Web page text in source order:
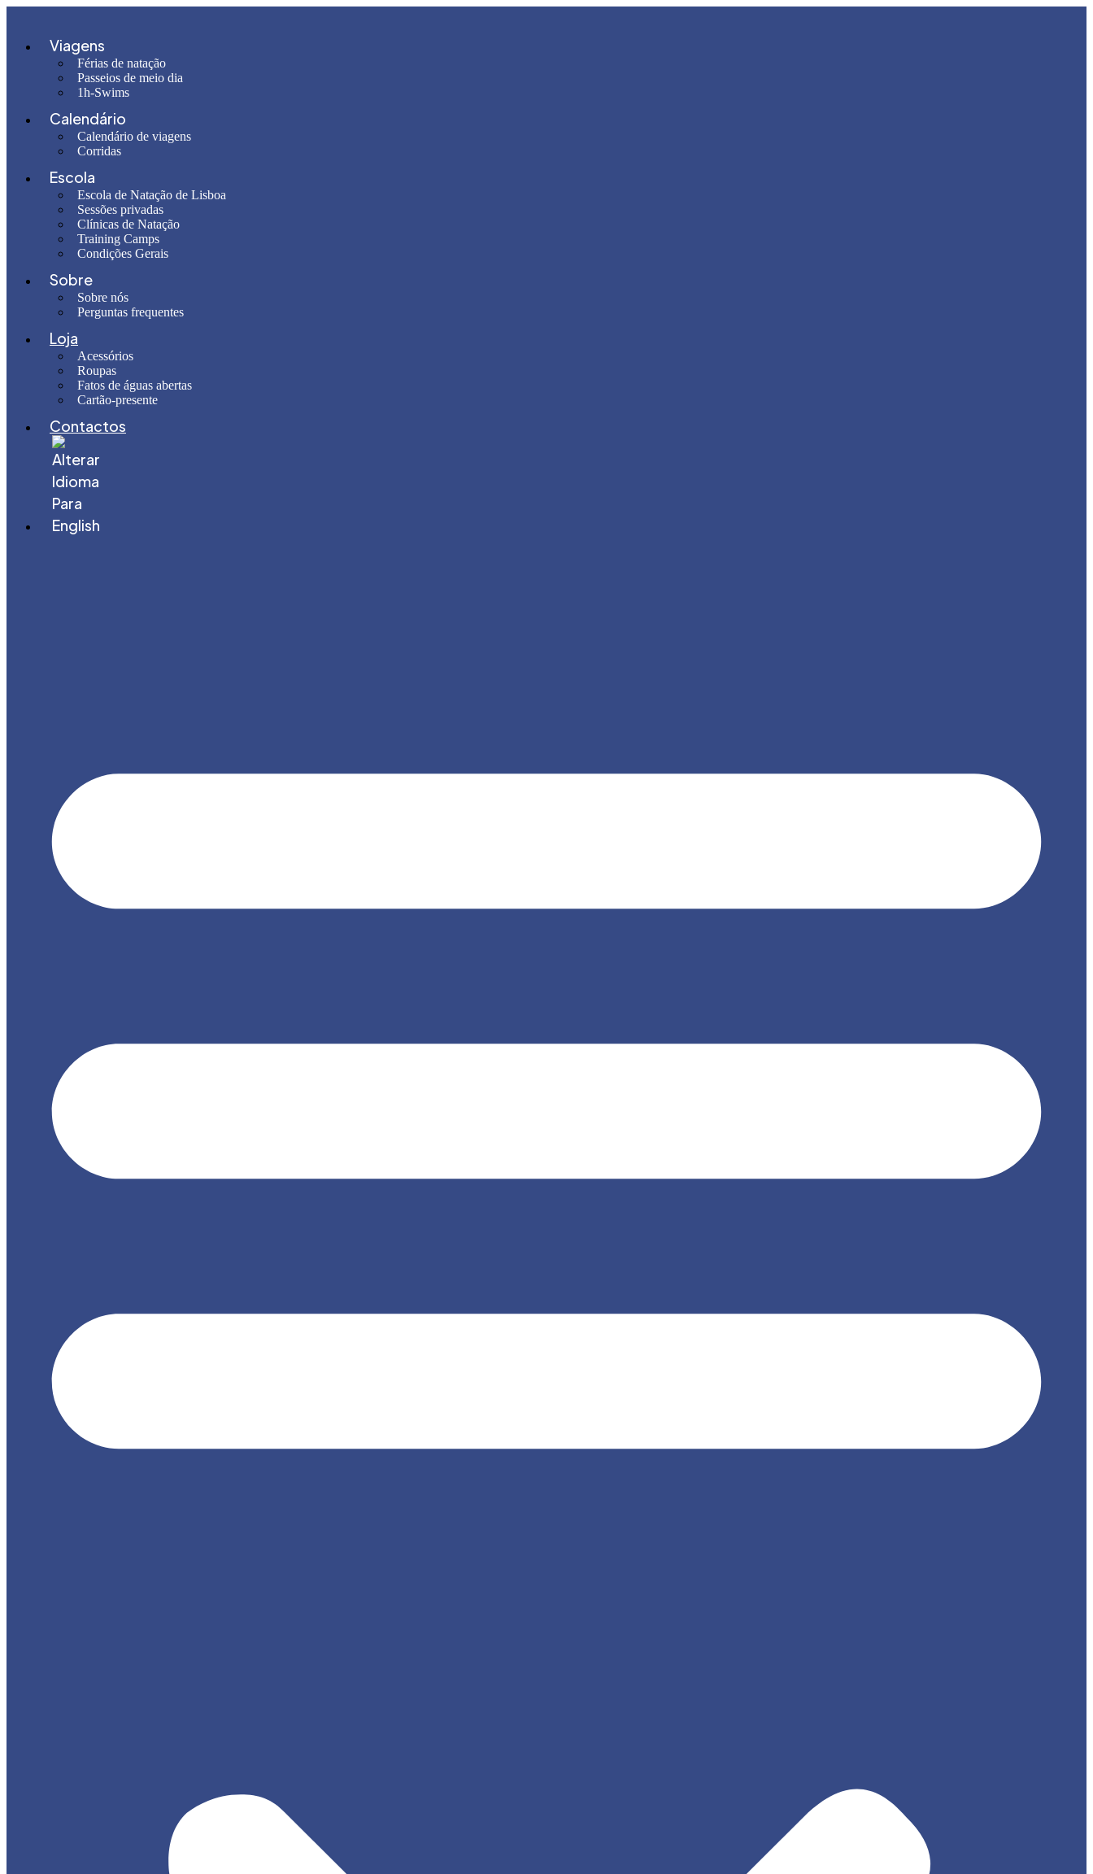
Viagens
Férias de natação
Passeios de meio dia
1h-Swims
Calendário
Calendário de viagens
Corridas
Escola
Escola de Natação de Lisboa
Sessões privadas
Clínicas de Natação
Training Camps
Condições Gerais
Sobre
Sobre nós
Perguntas frequentes
Loja
Acessórios
Roupas
Fatos de águas abertas
Cartão-presente
Contactos